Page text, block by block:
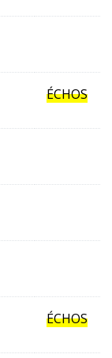
ÉCHOS
ÉCHOS